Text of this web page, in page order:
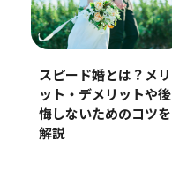
スピード婚とは？メリ
ット・デメリットや後
悔しないためのコツを
解説